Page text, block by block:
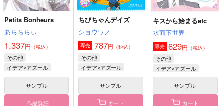
アズイ伝説
シラカンバラリ
1,777
アズール×イデア
サンプル
エポード・マキアー
うすべに文庫
2,189
イデア×アズール
サンプル
イデアズドルパロブッ
ク
硝煙
629円（税込）
イデア×アズール
サンプル
カート カート カート
Petits Bonheurs
あちちちぃ
1,337円 （税込）
その他
イデア×アズール
サンプル
作品詳細
ちびちゃんデイズ
ショウワノ
専売 787円 （税込）
その他
イデア×アズール
サンプル
カート
キスから始まるetc
水面下世界
専売 629円 （税込）
その他
イデア×アズール
サンプル
カート